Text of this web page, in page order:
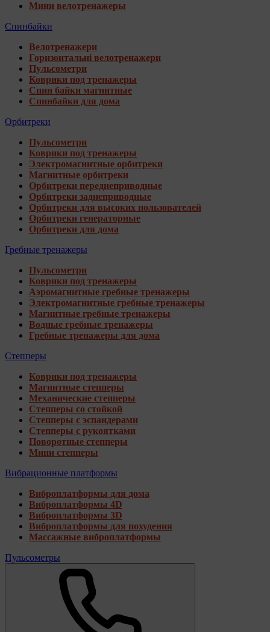
Мини велотренажеры
Спинбайки
Велотренажери
Горизонтальні велотренажери
Пульсометри
Коврики под тренажеры
Спин байки магнитные
Спинбайки для дома
Орбитреки
Пульсометри
Коврики под тренажеры
Электромагнитные орбитреки
Магнитные орбитреки
Орбитреки переднеприводные
Орбитреки заднеприводные
Орбитреки для высоких пользователей
Орбитреки генераторные
Орбитреки для дома
Гребные тренажеры
Пульсометри
Коврики под тренажеры
Аэромагнитные гребные тренажеры
Электромагнитные гребные тренажеры
Магнитные гребные тренажеры
Водные гребные тренажеры
Гребные тренажеры для дома
Степперы
Коврики под тренажеры
Магнитные степперы
Механические степперы
Степперы со стойкой
Степперы с эспандерами
Степперы с рукоятками
Поворотные степперы
Мини степперы
Вибрационные платформы
Виброплатформы для дома
Виброплатформы 4D
Виброплатформы 3D
Виброплатформы для похудения
Массажные виброплатформы
Пульсометры